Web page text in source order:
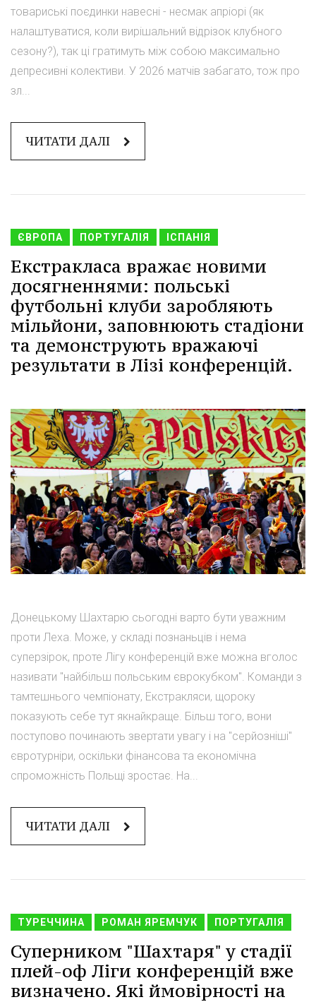
товариські поєдинки навесні - несмак апріорі (як
налаштуватися, коли вирішальний відрізок клубного
сезону?), так ці гратимуть між собою максимально
депресивні колективи. У 2026 матчів забагато, тож про
зл...
ЧИТАТИ ДАЛІ
ЄВРОПА ПОРТУГАЛІЯ ІСПАНІЯ
Екстракласa вражає новими
досягненнями: польські
футбольні клуби заробляють
мільйони, заповнюють стадіони
та демонструють вражаючі
результати в Лізі конференцій.
Донецькому Шахтарю сьогодні варто бути уважним
проти Леха. Може, у складі познаньців і нема
суперзірок, проте Лігу конференцій вже можна вголос
називати "найбільш польським єврокубком". Команди з
тамтешнього чемпіонату, Екстракляси, щороку
показують себе тут якнайкраще. Більш того, вони
поступово починають звертати увагу і на "серйозніші"
євротурніри, оскільки фінансова та економічна
спроможність Польщі зростає. На...
ЧИТАТИ ДАЛІ
ТУРЕЧЧИНА РОМАН ЯРЕМЧУК ПОРТУГАЛІЯ
Суперником "Шахтаря" у стадії
плей-оф Ліги конференцій вже
визначено. Які ймовірності на